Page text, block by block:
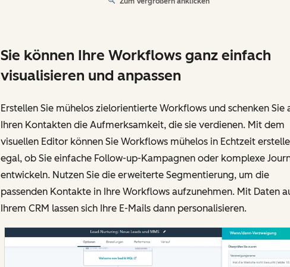
Sie können Ihre Workflows ganz einfach
visualisieren und anpassen
Erstellen Sie mühelos zielorientierte Workflows und schenken Sie
Ihren Kontakten die Aufmerksamkeit, die sie verdienen. Mit dem
visuellen Editor können Sie Workflows mühelos in Echtzeit
egal, ob Sie einfache Follow-up-Kampagnen oder komplexe
entwickeln. Nutzen Sie die erweiterte Segmentierung, um die
passenden Kontakte in Ihre Workflows aufzunehmen. Mit Daten
Ihrem CRM lassen sich Ihre E-Mails dann personalisieren.